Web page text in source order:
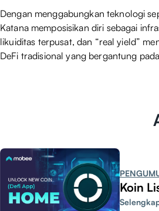
Dengan menggabungkan teknologi
Katana memposisikan diri sebagai
likuiditas terpusat, dan “real yield”
DeFi tradisional yang bergantung
Koin